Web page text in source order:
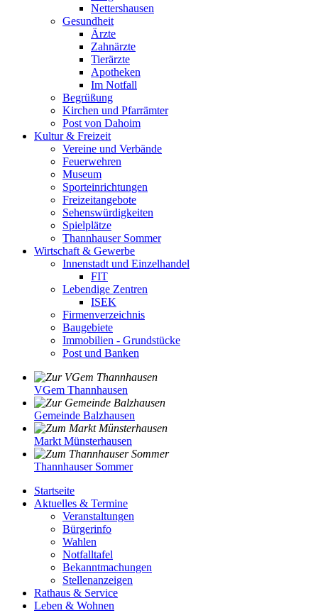
Nettershausen
Gesundheit
Ärzte
Zahnärzte
Tierärzte
Apotheken
Im Notfall
Begrüßung
Kirchen und Pfarrämter
Post von Dahoim
Kultur & Freizeit
Vereine und Verbände
Feuerwehren
Museum
Sporteinrichtungen
Freizeitangebote
Sehenswürdigkeiten
Spielplätze
Thannhauser Sommer
Wirtschaft & Gewerbe
Innenstadt und Einzelhandel
FIT
Lebendige Zentren
ISEK
Firmenverzeichnis
Baugebiete
Immobilien - Grundstücke
Post und Banken
VGem Thannhausen
Gemeinde Balzhausen
Markt Münsterhausen
Thannhauser Sommer
Startseite
Aktuelles & Termine
Veranstaltungen
Bürgerinfo
Wahlen
Notfalltafel
Bekanntmachungen
Stellenanzeigen
Rathaus & Service
Leben & Wohnen